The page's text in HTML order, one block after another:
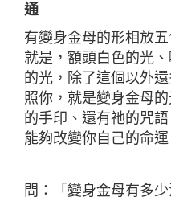
通
有變身金母的形相放
就是，額頭白色的光
的光，除了這個以外
照你，就是變身金母
的手印、還有祂的咒
能夠改變你自己的命運
問：「變身金母有多